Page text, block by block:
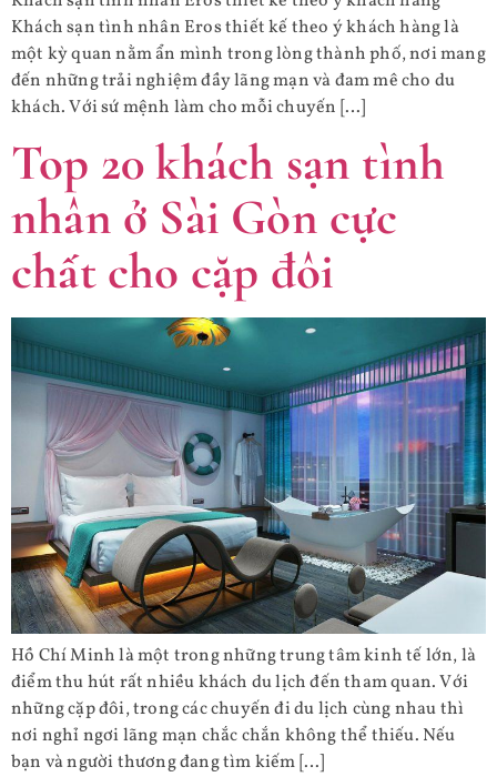
Khách sạn tình nhân Eros thiết kế theo ý khách hàng là
một kỳ quan nằm ẩn mình trong lòng thành phố, nơi mang
đến những trải nghiệm đầy lãng mạn và đam mê cho du
khách. Với sứ mệnh làm cho mỗi chuyến […]
Top 20 khách sạn tình
nhân ở Sài Gòn cực
chất cho cặp đôi
Hồ Chí Minh là một trong những trung tâm kinh tế lớn, là
điểm thu hút rất nhiều khách du lịch đến tham quan. Với
những cặp đôi, trong các chuyến đi du lịch cùng nhau thì
nơi nghỉ ngơi lãng mạn chắc chắn không thể thiếu. Nếu
bạn và người thương đang tìm kiếm […]